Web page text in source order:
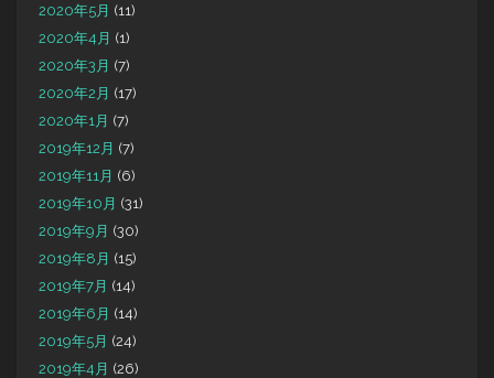
2020年5月 (11)
2020年4月 (1)
2020年3月 (7)
2020年2月 (17)
2020年1月 (7)
2019年12月 (7)
2019年11月 (6)
2019年10月 (31)
2019年9月 (30)
2019年8月 (15)
2019年7月 (14)
2019年6月 (14)
2019年5月 (24)
2019年4月 (26)